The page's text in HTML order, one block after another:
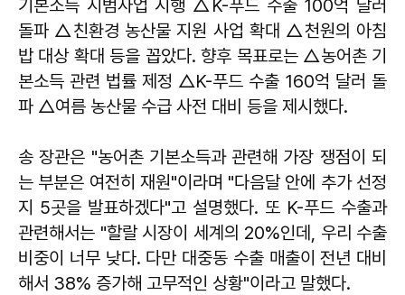
기본소득 시범사업 시행 △K-푸드 수출 100억 달러
돌파 △친환경 농산물 지원 사업 확대 △천원의 아침
밥 대상 확대 등을 꼽았다. 향후 목표로는 △농어촌 기
본소득 관련 법률 제정 △K-푸드 수출 160억 달러 돌
파 △여름 농산물 수급 사전 대비 등을 제시했다.
송 장관은 "농어촌 기본소득과 관련해 가장 쟁점이 되
는 부분은 여전히 재원"이라며 "다음달 안에 추가 선정
지 5곳을 발표하겠다"고 설명했다. 또 K-푸드 수출과
관련해서는 "할랄 시장이 세계의 20%인데, 우리 수출
비중이 너무 낮다. 다만 대중동 수출 매출이 전년 대비
해서 38% 증가해 고무적인 상황"이라고 말했다.